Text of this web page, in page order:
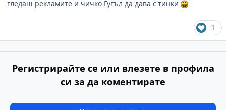
гледаш рекламите и чичко Гугъл да дава с'тинки
1
Регистрирайте се или влезете в профила
си за да коментирате